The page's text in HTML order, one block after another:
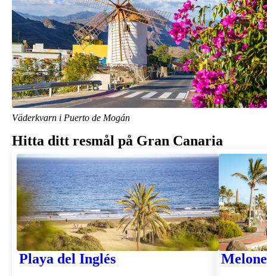
Väderkvarn i Puerto de Mogán
Hitta ditt resmål på Gran Canaria
Playa del Inglés